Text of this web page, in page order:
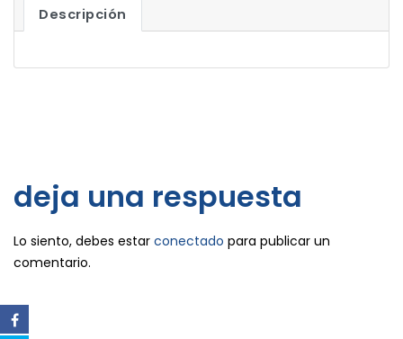
Descripción
deja una respuesta
Lo siento, debes estar conectado para publicar un
comentario.